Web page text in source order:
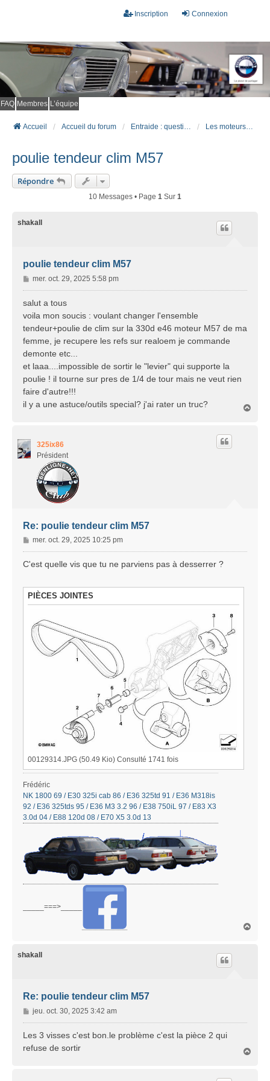
Connexion
Inscription
FAQ Membres L’équipe
Accueil Accueil du forum Entraide : questions techniques Les moteurs diesel
poulie tendeur clim M57
Répondre
10 Messages • Page 1 Sur 1
shakall
poulie tendeur clim M57
M
e
s
a
g
e
mer. oct. 29, 2025 5:58 pm
salut a tous
voila mon soucis : voulant changer l'ensemble
tendeur+poulie de clim sur la 330d e46 moteur M57 de ma
femme, je recupere les refs sur realoem je commande
demonte etc...
et laaa....impossible de sortir le "levier" qui supporte la
poulie ! il tourne sur pres de 1/4 de tour mais ne veut rien
faire d'autre!!!
il y a une astuce/outils special? j'ai rater un truc?
325ix86
Président
Re: poulie tendeur clim M57
M
e
s
g
e
mer. oct. 29, 2025 10:25 pm
C'est quelle vis que tu ne parviens pas à desserrer ?
PIÈCES JOINTES
00129314.JPG (50.49 Kio) Consulté 1741 fois
Frédéric
NK 1800 69 / E30 325i cab 86 / E36 325td 91 / E36 M318is
92 / E36 325tds 95 / E36 M3 3.2 96 / E38 750iL 97 / E83 X3
3.0d 04 / E88 120d 08 / E70 X5 3.0d 13
_____===>_____
shakall
Re: poulie tendeur clim M57
M
e
a
jeu. oct. 30, 2025 3:42 am
Les 3 visses c'est bon.le problème c'est la pièce 2 qui
refuse de sortir